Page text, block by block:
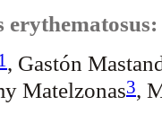
erythematosus
1 , Gastón
Matelzonas3,